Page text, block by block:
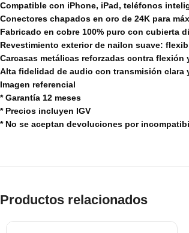
Compatible con iPhone, iPad, teléfonos
Conectores chapados en oro de 24K para
Fabricado en cobre 100% puro con cubierta
Revestimiento exterior de nailon suave:
Carcasas metálicas reforzadas contra flexión
Alta fidelidad de audio con transmisión clara
Imagen referencial
* Garantía 12 meses
* Precios incluyen IGV
* No se aceptan devoluciones por
Productos relacionados